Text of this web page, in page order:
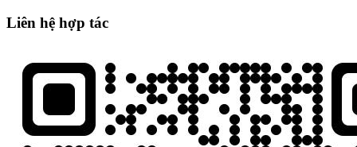
Liên hệ hợp tác